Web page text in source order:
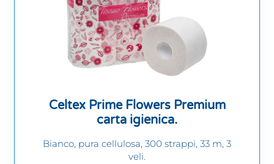
Celtex Prime Flowers Premium
carta igienica.
Bianco, pura cellulosa, 300 strappi, 33 m, 3
veli.